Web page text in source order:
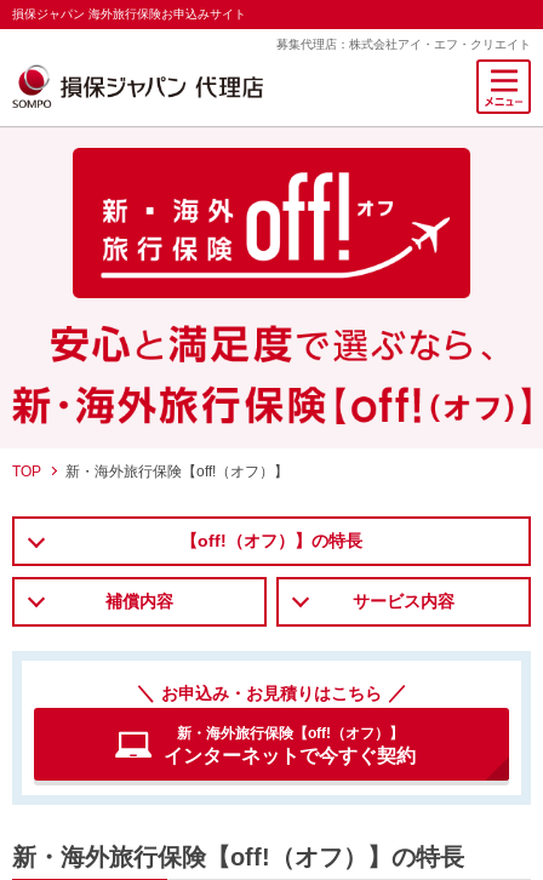
損保ジャパン 海外旅行保険お申込みサイト
募集代理店：株式会社アイ・エフ・クリエイト
TOP 新・海外旅行保険【off!（オフ）】
【off!（オフ）】の特長
補償内容 サービス内容
お申込み・お見積りはこちら
新・海外旅行保険【off!（オフ）】
インターネットで今すぐ契約
新・海外旅行保険【off!（オフ）】の特長